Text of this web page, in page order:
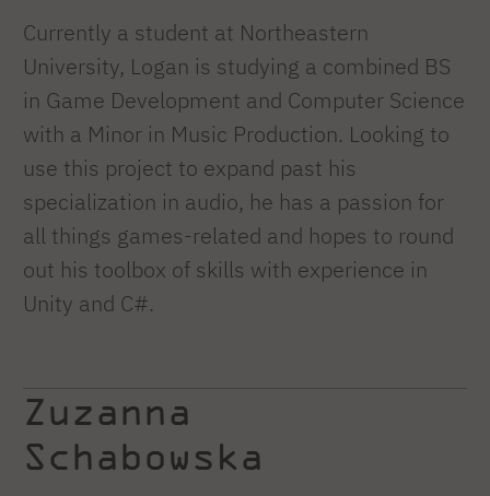
Currently a student at Northeastern
University, Logan is studying a combined BS
in Game Development and Computer Science
with a Minor in Music Production. Looking to
use this project to expand past his
specialization in audio, he has a passion for
all things games-related and hopes to round
out his toolbox of skills with experience in
Unity and C#.
Zuzanna
Schabowska